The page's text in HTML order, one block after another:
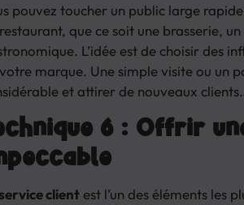
pouvez toucher un public large
que ce soit une brasserie,
L’idée est de choisir des
marque. Une simple visite ou un
et attirer de nouveaux clients.
6 : Offrir
clientest l’un des éléments les